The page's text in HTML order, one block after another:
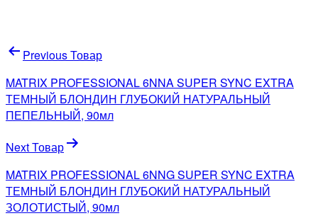
Навигация
по
записям
Previous Товар
MATRIX PROFESSIONAL 6NNA SUPER SYNC EXTRA
ТЕМНЫЙ БЛОНДИН ГЛУБОКИЙ НАТУРАЛЬНЫЙ
ПЕПЕЛЬНЫЙ, 90мл
Next Товар
MATRIX PROFESSIONAL 6NNG SUPER SYNC EXTRA
ТЕМНЫЙ БЛОНДИН ГЛУБОКИЙ НАТУРАЛЬНЫЙ
ЗОЛОТИСТЫЙ, 90мл